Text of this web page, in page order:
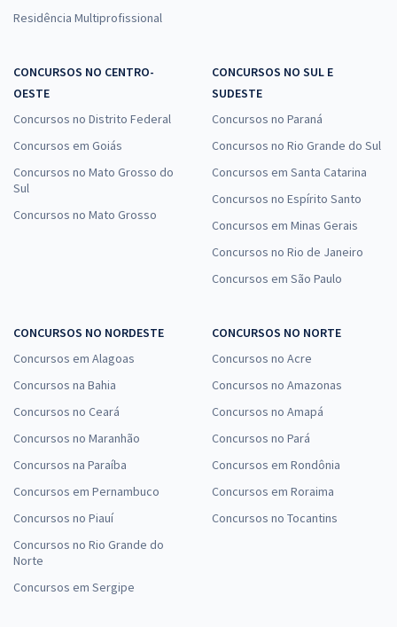
Residência Multiprofissional
CONCURSOS NO CENTRO-
OESTE
Concursos no Distrito Federal
Concursos em Goiás
Concursos no Mato Grosso do
Sul
Concursos no Mato Grosso
CONCURSOS NO SUL E
SUDESTE
Concursos no Paraná
Concursos no Rio Grande do Sul
Concursos em Santa Catarina
Concursos no Espírito Santo
Concursos em Minas Gerais
Concursos no Rio de Janeiro
Concursos em São Paulo
CONCURSOS NO NORDESTE
Concursos em Alagoas
Concursos na Bahia
Concursos no Ceará
Concursos no Maranhão
Concursos na Paraíba
Concursos em Pernambuco
Concursos no Piauí
Concursos no Rio Grande do
Norte
Concursos em Sergipe
CONCURSOS NO NORTE
Concursos no Acre
Concursos no Amazonas
Concursos no Amapá
Concursos no Pará
Concursos em Rondônia
Concursos em Roraima
Concursos no Tocantins